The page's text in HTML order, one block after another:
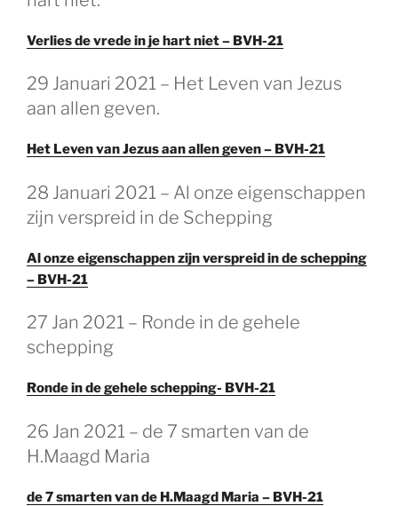
Verlies de vrede in je hart niet – BVH-21
29 Januari 2021 – Het Leven van Jezus
aan allen geven.
Het Leven van Jezus aan allen geven – BVH-21
28 Januari 2021 – Al onze eigenschappen
zijn verspreid in de Schepping
Al onze eigenschappen zijn verspreid in de schepping
– BVH-21
27 Jan 2021 – Ronde in de gehele
schepping
Ronde in de gehele schepping- BVH-21
26 Jan 2021 – de 7 smarten van de
H.Maagd Maria
de 7 smarten van de H.Maagd Maria – BVH-21